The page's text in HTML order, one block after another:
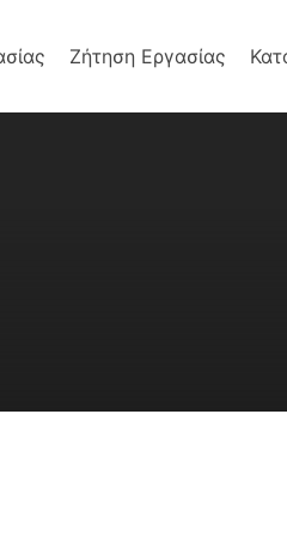
Ζήτηση Εργασίας